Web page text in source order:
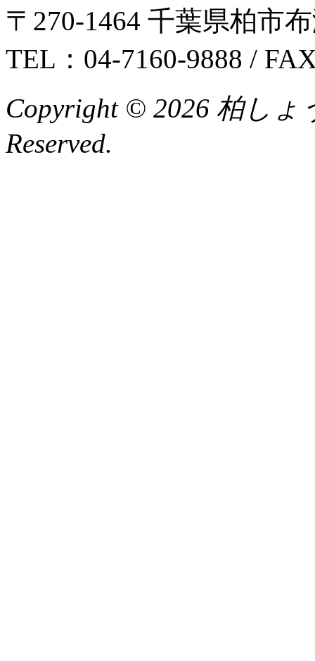
〒270-1464 千葉県柏市
TEL：04-7160-9888 /
Copyright © 2026 柏し
Reserved.